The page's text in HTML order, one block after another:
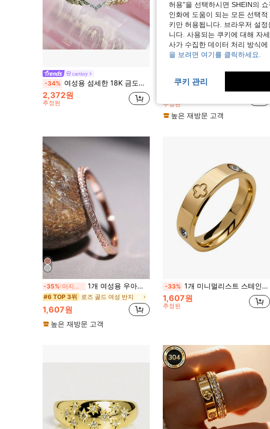
cartiny
-34% 여성용 섬세한 18K 금도금 나뭇잎 지르코니아 상감 미니멀리스트 쁘띠 반지
2,372원
추정된
1개 다용도 입방 지르코니아 인레이드 오픈 반지
#5 TOP 3위 금 여성용 싱글 반지
추정된
높은 재방문 고객
-35% 마지막 3일 1개 여성용 우아한 사각 큐빅 지르코니아 반지, 발렌타인 데이 선물, 결혼 기념일 파티 착용에 적합
#6 TOP 3위 로즈 골드 여성 반지
1,607원
높은 재방문 고객
-33% 1개 미니멀리스트 스테인리스 스틸 골드 컬러 큐빅 지르코니아 반지, 높은 색상 유지력, 낮은 알레르기, 주얼리 선물, 쌓아 올리기 및 일상 착용에 적합
1,607원
추정된
허용"을 선택하시면 SHEIN의
인화에 도움이 되는 모든 선택
키만 허용됩니다. 브라우저 설
니다. 사용되는 쿠키에 대해 자
사가 수집한 데이터 처리 방식
을 보려면 여기를 클릭하세요.
쿠키 관리